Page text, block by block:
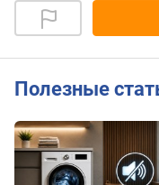
Полезные